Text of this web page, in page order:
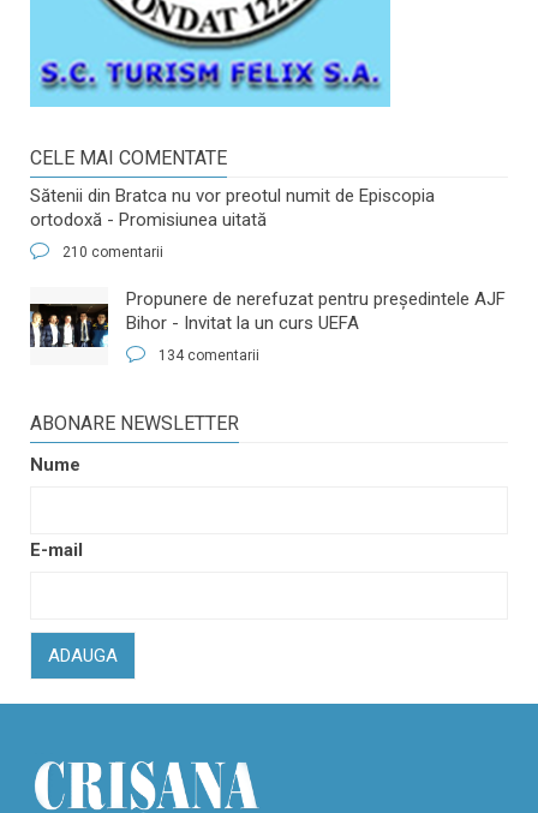
CELE MAI COMENTATE
Sătenii din Bratca nu vor preotul numit de Episcopia
ortodoxă - Promisiunea uitată
210 comentarii
​Propunere de nerefuzat pentru preşedintele AJF
Bihor - Invitat la un curs UEFA
134 comentarii
ABONARE NEWSLETTER
Nume
E-mail
ADAUGA